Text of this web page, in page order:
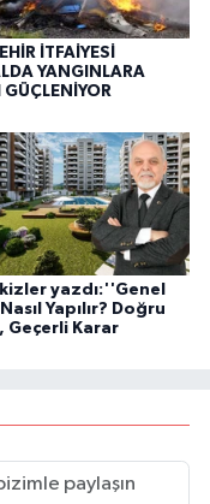
İTFAİYESİ
YANGINLARA
GÜÇLENİYOR
yazdı:''Genel
Yapılır? Doğru
Geçerli Karar